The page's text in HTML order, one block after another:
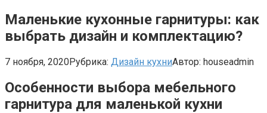
Маленькие кухонные гарнитуры: как
выбрать дизайн и комплектацию?
7 ноября, 2020Рубрика: Дизайн кухниАвтор: houseadmin
Особенности выбора мебельного
гарнитура для маленькой кухни